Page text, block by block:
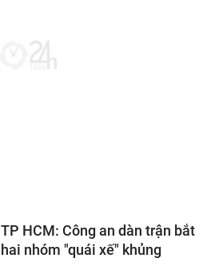
TP HCM: Công an dàn trận bắt
hai nhóm "quái xế" khủng